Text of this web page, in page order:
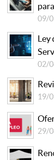
09/
Ley
02/
19/
29/